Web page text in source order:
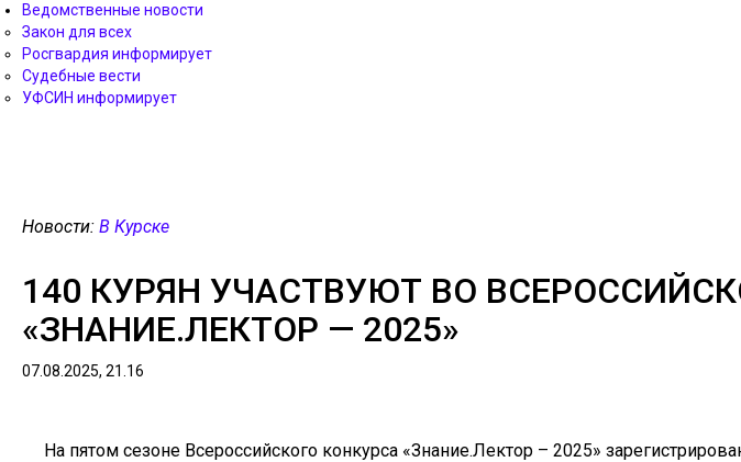
Ведомственные новости
Закон для всех
Росгвардия информирует
Судебные вести
УФСИН информирует
Новости: В Курске
140 КУРЯН УЧАСТВУЮТ ВО
«ЗНАНИЕ.ЛЕКТОР — 2025»
07.08.2025, 21.16
На пятом сезоне Всероссийского конкурса «Знание.Лектор – 2025»